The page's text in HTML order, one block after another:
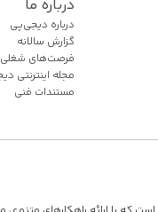
درباره ما
درباره دیجی‌پی
گزارش سالانه
فرصت‌های شغلی
مجله اینترنتی
مستندات فنی